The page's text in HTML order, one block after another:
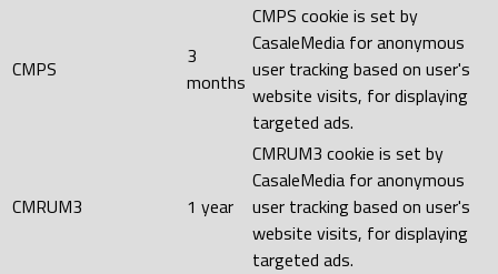
CMPS
3
months
CMPS cookie is set by
CasaleMedia for anonymous
user tracking based on user's
website visits, for displaying
targeted ads.
CMRUM3 1 year
CMRUM3 cookie is set by
CasaleMedia for anonymous
user tracking based on user's
website visits, for displaying
targeted ads.